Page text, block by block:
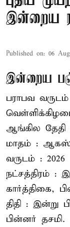
இன்றைய
Published on: 06
இன்றைய
பராபவ
ஆங்கில தேதி
மாதம் :
வருடம் : 2026
நட்சத்திரம் :
கார்த்திகை,
திதி : இன்று
பின்னர் தசமி.